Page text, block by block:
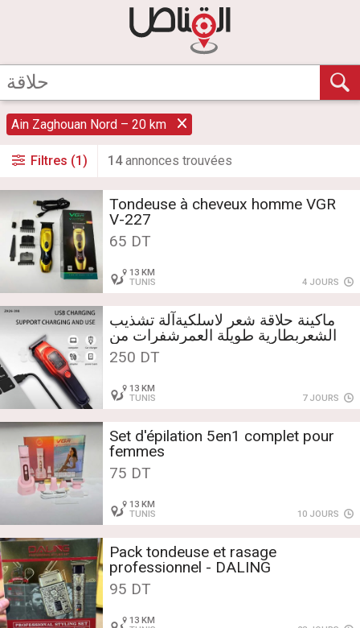
Ain Zaghouan Nord – 20 km
Filtres (1) 14annonces trouvées
Tondeuse à cheveux homme VGR
V-227
65 DT
13 KM
TUNIS
4 JOURS
ماكينة حلاقة شعر لاسلكيةآلة تشذيب
الشعربطارية طويلة العمرشفرات من
الستانلس ستيل
250 DT
13 KM
TUNIS
7 JOURS
Set d'épilation 5en1 complet pour
femmes
75 DT
13 KM
TUNIS
10 JOURS
Pack tondeuse et rasage
professionnel - DALING
95 DT
13 KM